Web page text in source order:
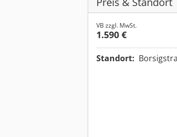
VB zzgl. MwSt.
1.590 €
Standort: